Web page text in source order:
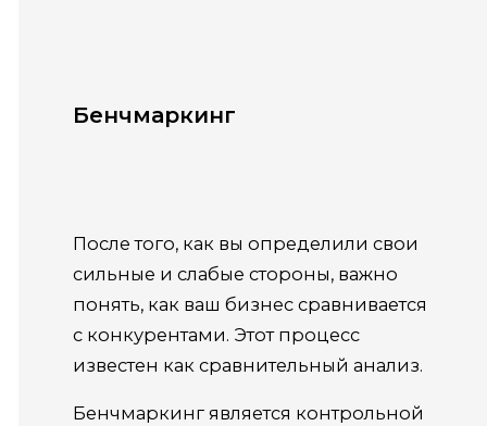
Бенчмаркинг
После того, как вы определили свои
сильные и слабые стороны, важно
понять, как ваш бизнес сравнивается
с конкурентами. Этот процесс
известен как сравнительный анализ.
Бенчмаркинг является контрольной